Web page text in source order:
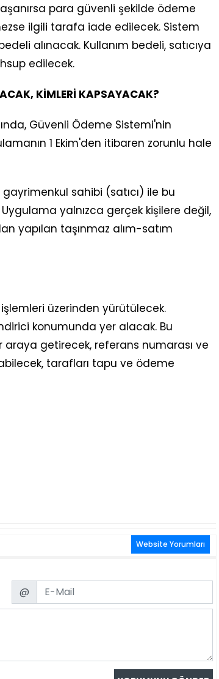
para güvenli şekilde ödeme
ilgili tarafa iade edilecek. Sistem
alınacak. Kullanım bedeli, satıcıya
edilecek.
KİMLERİ KAPSAYACAK?
Güvenli Ödeme Sistemi'nin
1 Ekim'den itibaren zorunlu hale
sahibi (satıcı) ile bu
Uygulama yalnızca gerçek kişilere değil,
yapılan taşınmaz alım-satım
üzerinden yürütülecek.
konumunda yer alacak. Bu
araya getirecek, referans numarası ve
tarafları tapu ve ödeme
Website Yorumları
Email
@